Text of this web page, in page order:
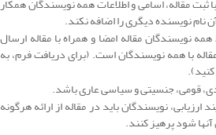
نام نویسنده دیگری را اضافه نکند.
نویسندگان مقاله امضا و همراه با مقاله ارسال
با همه نویسندگان است. (برای دریافت فرم، به
ارزیابی، نویسندگان باید در مقاله از ارائه هرگونه
شود پرهیز کنند.